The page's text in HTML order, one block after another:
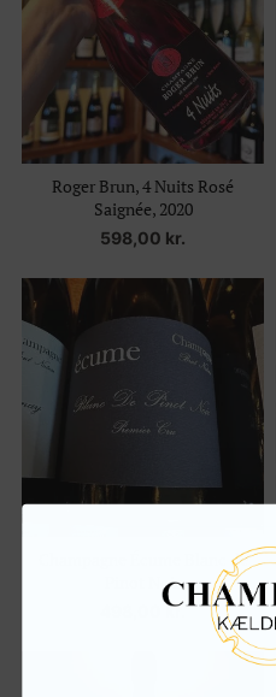
Roger Brun, 4 Nuits Rosé
Saignée, 2020
598,00 kr.
Champagne Écume Blanc de
Pinot Noir
kr.